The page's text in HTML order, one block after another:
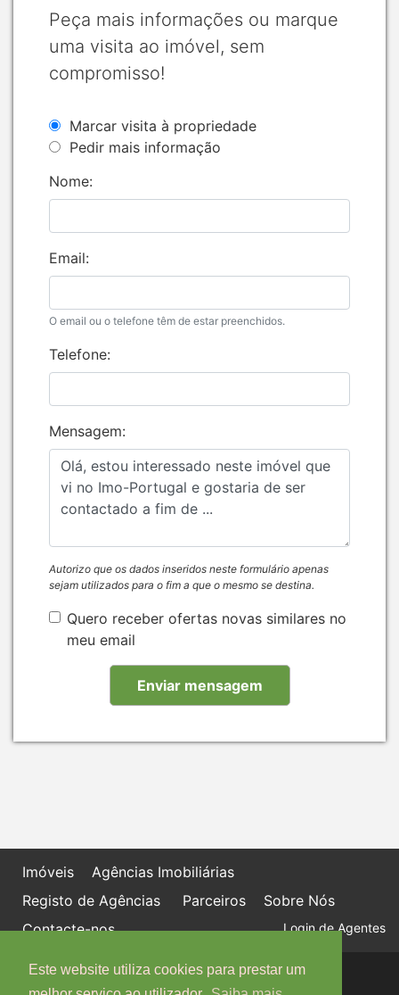
Este website utiliza cookies para prestar um
Peça mais informações ou marque
uma visita ao imóvel, sem
compromisso!
Marcar visita à propriedade
Pedir mais informação
Nome:
Email:
O email ou o telefone têm de estar preenchidos.
Telefone:
Mensagem:
Autorizo que os dados inseridos neste formulário apenas
sejam utilizados para o fim a que o mesmo se destina.
Quero receber ofertas novas similares no
meu email
Imóveis
Agências Imobiliárias
Registo de Agências
Parceiros
Sobre Nós
Contacte-nos
Login de Agentes
Política de proteção de dados
Livro de Reclamações online